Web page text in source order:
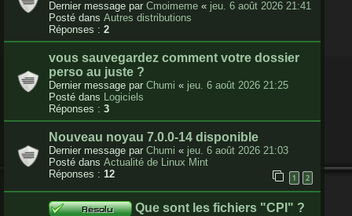
Dernier message par Cmoimeme « jeu. 6 août 2026 21:41
Posté dans Autres distributions
Réponses : 2
vous sauvegardez comment votre dossier
perso au juste ?
Dernier message par Chumi « jeu. 6 août 2026 21:25
Posté dans Logiciels
Réponses : 3
Nouveau noyau 7.0.0-14 disponible
Dernier message par Chumi « jeu. 6 août 2026 21:03
Posté dans Actualité de Linux Mint
Réponses : 12 1 2
Que sont les fichiers "CPI" ?